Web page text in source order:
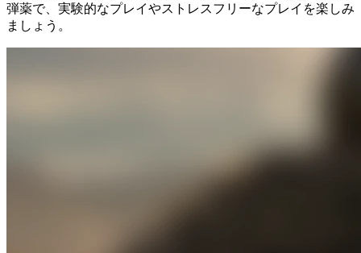
弾薬で、実験的なプレイやストレスフリーなプレイを楽しみ
ましょう。